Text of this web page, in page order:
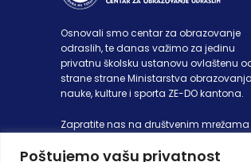
Poštujemo vašu privatnost
Osnovali smo centar za obrazovanje
odraslih, te danas važimo za jedinu
privatnu školsku ustanovu ovlaštenu
strane strane Ministarstva
nauke, kulture i sporta ZE-DO kantona.
Zapratite nas na društvenim mrežama